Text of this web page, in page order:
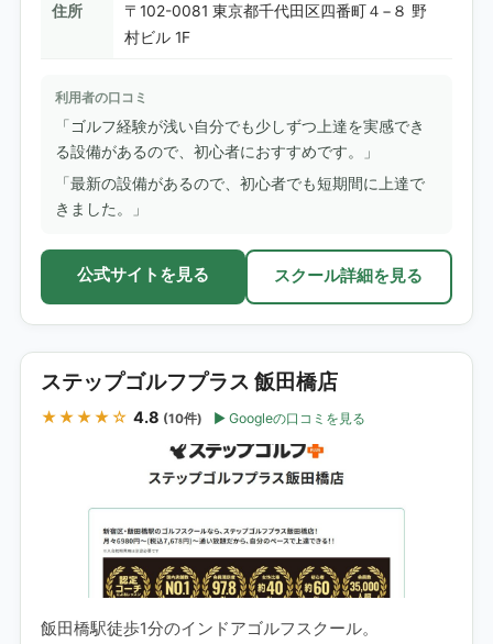
住所
〒102-0081 東京都千代田区四番町４−８ 野
村ビル 1F
利用者の口コミ
「ゴルフ経験が浅い自分でも少しずつ上達を実感でき
る設備があるので、初心者におすすめです。」
「最新の設備があるので、初心者でも短期間に上達で
きました。」
公式サイトを見る スクール詳細を見る
ステップゴルフプラス 飯田橋店
★★★★☆ 4.8 (10件) Googleの口コミを見る
飯田橋駅徒歩1分のインドアゴルフスクール。